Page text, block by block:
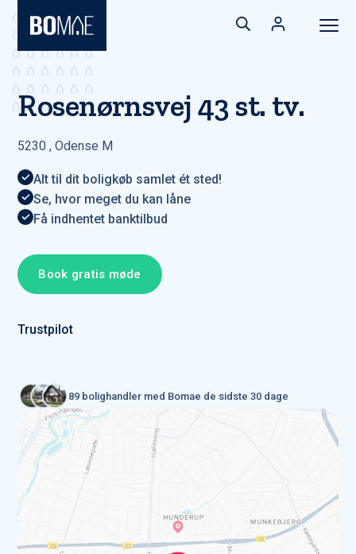
Rosenørnsvej 43 st. tv.
5230 ,Odense M
Alt til dit boligkøb samlet ét sted!
Se, hvor meget du kan låne
Få indhentet banktilbud
Book gratis møde
Trustpilot
89 bolighandler med Bomae de sidste 30 dage